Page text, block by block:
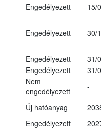
Engedélyezett
15/
Engedélyezett 30/
Engedélyezett
31/
Engedélyezett
31/
Nem
engedélyezett
-
Új hatóanyag
Engedélyezett